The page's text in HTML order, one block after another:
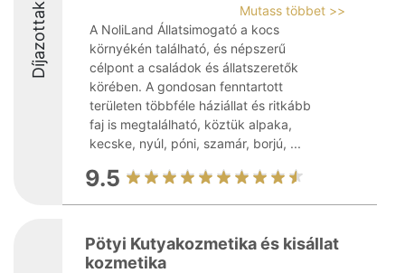
Díjazottak
Mutass többet >>
A NoliLand Állatsimogató a kocs
környékén található, és népszerű
célpont a családok és állatszeretők
körében. A gondosan fenntartott
területen többféle háziállat és ritkább
faj is megtalálható, köztük alpaka,
kecske, nyúl, póni, szamár, borjú, ...
9.5
Pötyi Kutyakozmetika és kisállat
kozmetika